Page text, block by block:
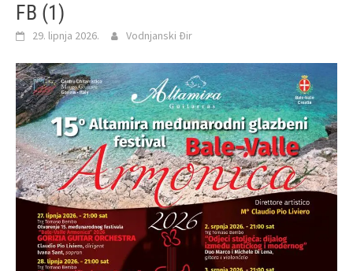
FB (1)
29. lipnja 2026. Vodnjanski Đir